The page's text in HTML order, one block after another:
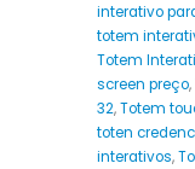
interativo
totem
Totem
screen preço,
32,Totem
toten
interativos,